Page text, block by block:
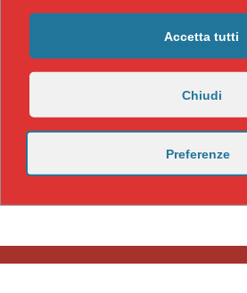
Accetta tutti
Chiudi
Preferenze